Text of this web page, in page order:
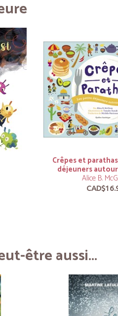
Crêpes et
déjeuners
Alice B.
être aussi...